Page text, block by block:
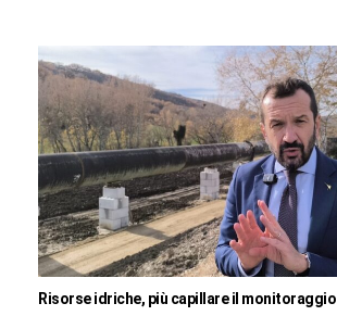
Risorse idriche, più capillare il monitoraggio